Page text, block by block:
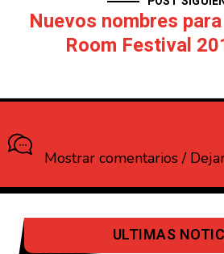
Nuevos nombres
Room Festival
Mostrar comentarios /
ULTIMAS